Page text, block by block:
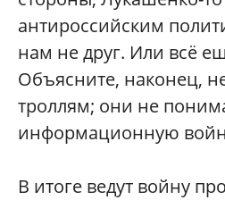
антироссийским
нам не друг. Или всё
Объясните, наконец,
троллям; они не
информационную
В итоге ведут войну